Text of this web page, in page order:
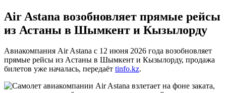
Air Astana возобновляет прямые рейсы
из Астаны в Шымкент и Кызылорду
Авиакомпания Air Astana с 12 июня 2026 года возобновляет
прямые рейсы из Астаны в Шымкент и Кызылорду, продажа
билетов уже началась, передаёт tinfo.kz.